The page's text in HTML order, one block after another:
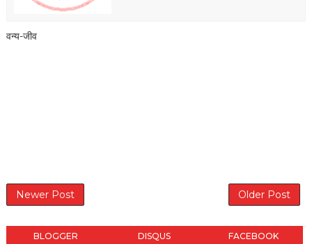
वन्य-जीव
Newer Post Older Post
BLOGGER DISQUS FACEBOOK